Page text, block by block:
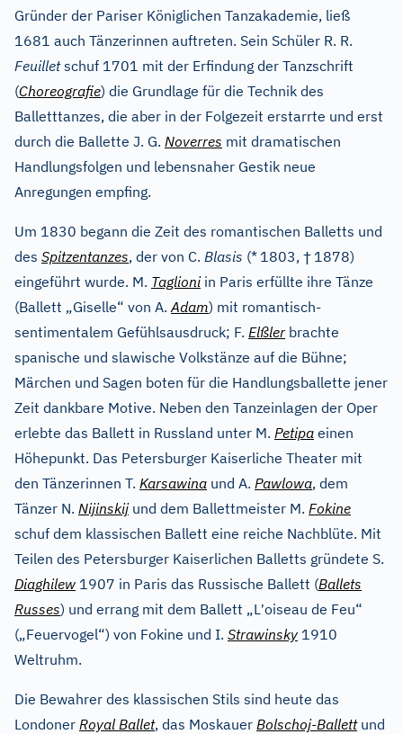
Gründer der Pariser Königlichen Tanzakademie, ließ
1681 auch Tänzerinnen auftreten. Sein Schüler R. R.
Feuilletschuf 1701 mit der Erfindung der Tanzschrift
(Choreografie) die Grundlage für die Technik des
Balletttanzes, die aber in der Folgezeit erstarrte und erst
durch die Ballette J. G. Noverres mit dramatischen
Handlungsfolgen und lebensnaher Gestik neue
Anregungen empfing.
Um 1830 begann die Zeit des romantischen Balletts und
des Spitzentanzes, der von C. Blasis (* 1803, † 1878)
eingeführt wurde. M. Taglioniin Paris erfüllte ihre Tänze
(Ballett „Giselle“ von A.Adam) mit romantisch-
sentimentalem Gefühlsausdruck; F. Elßler brachte
spanische und slawische Volkstänze auf die Bühne;
Märchen und Sagen boten für die Handlungsballette jener
Zeit dankbare Motive. Neben den Tanzeinlagen der Oper
erlebte das Ballett in Russland unter M. Petipa einen
Höhepunkt. Das Petersburger Kaiserliche Theater mit
den Tänzerinnen T. Karsawina und A. Pawlowa, dem
Tänzer N. Nijinskijund dem Ballettmeister M. Fokine
schuf dem klassischen Ballett eine reiche Nachblüte. Mit
Teilen des Petersburger Kaiserlichen Balletts gründete S.
Diaghilew 1907 in Paris das Russische Ballett (Ballets
Russes) und errang mit dem Ballett „L’oiseau de Feu“
(„Feuervogel“) von Fokine und I. Strawinsky 1910
Weltruhm.
Die Bewahrer des klassischen Stils sind heute das
Londoner Royal Ballet, das Moskauer Bolschoj-Ballettund